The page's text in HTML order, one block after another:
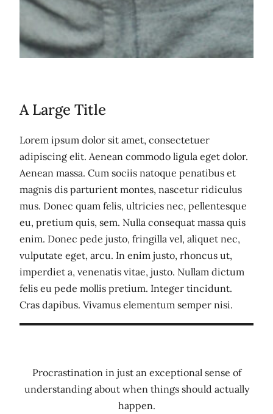
A Large Title
Lorem ipsum dolor sit amet, consectetuer
adipiscing elit. Aenean commodo ligula eget dolor.
Aenean massa. Cum sociis natoque penatibus et
magnis dis parturient montes, nascetur ridiculus
mus. Donec quam felis, ultricies nec, pellentesque
eu, pretium quis, sem. Nulla consequat massa quis
enim. Donec pede justo, fringilla vel, aliquet nec,
vulputate eget, arcu. In enim justo, rhoncus ut,
imperdiet a, venenatis vitae, justo. Nullam dictum
felis eu pede mollis pretium. Integer tincidunt.
Cras dapibus. Vivamus elementum semper nisi.
Procrastination in just an exceptional sense of
understanding about when things should actually
happen.